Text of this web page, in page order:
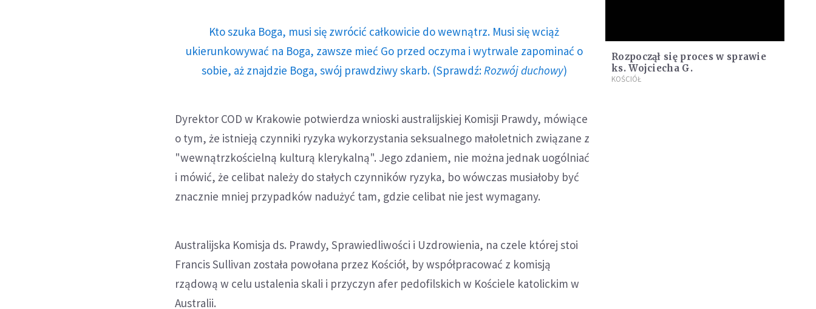
Kto szuka Boga, musi się zwrócić całkowicie do wewnątrz. Musi się wciąż
ukierunkowywać na Boga, zawsze mieć Go przed oczyma i wytrwale zapominać o
sobie, aż znajdzie Boga, swój prawdziwy skarb. (Sprawdź: Rozwój duchowy)
Dyrektor COD w Krakowie potwierdza wnioski australijskiej Komisji Prawdy, mówiące
o tym, że istnieją czynniki ryzyka wykorzystania seksualnego małoletnich związane z
"wewnątrzkościelną kulturą klerykalną". Jego zdaniem, nie można jednak uogólniać
i mówić, że celibat należy do stałych czynników ryzyka, bo wówczas musiałoby być
znacznie mniej przypadków nadużyć tam, gdzie celibat nie jest wymagany.
Australijska Komisja ds. Prawdy, Sprawiedliwości i Uzdrowienia, na czele której stoi
Francis Sullivan została powołana przez Kościół, by współpracować z komisją
rządową w celu ustalenia skali i przyczyn afer pedofilskich w Kościele katolickim w
Australii.
Rozpoczął się proces w sprawie
ks. Wojciecha G.
KOŚCIÓŁ